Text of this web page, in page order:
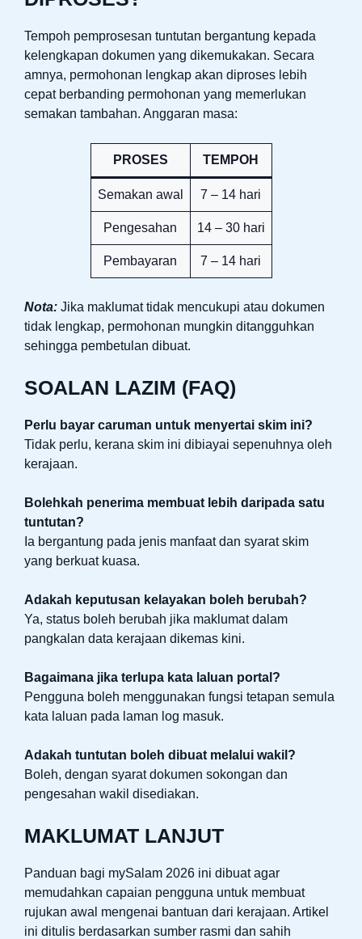
Tempoh pemprosesan tuntutan bergantung kepada
kelengkapan dokumen yang dikemukakan. Secara
amnya, permohonan lengkap akan diproses lebih
cepat berbanding permohonan yang memerlukan
semakan tambahan. Anggaran masa:
PROSES TEMPOH
Semakan awal 7 – 14 hari
Pengesahan 14 – 30 hari
Pembayaran 7 – 14 hari
Nota: Jika maklumat tidak mencukupi atau dokumen
tidak lengkap, permohonan mungkin ditangguhkan
sehingga pembetulan dibuat.
SOALAN LAZIM (FAQ)
Perlu bayar caruman untuk menyertai skim ini?
Tidak perlu, kerana skim ini dibiayai sepenuhnya oleh
kerajaan.
Bolehkah penerima membuat lebih daripada satu
tuntutan?
Ia bergantung pada jenis manfaat dan syarat skim
yang berkuat kuasa.
Adakah keputusan kelayakan boleh berubah?
Ya, status boleh berubah jika maklumat dalam
pangkalan data kerajaan dikemas kini.
Bagaimana jika terlupa kata laluan portal?
Pengguna boleh menggunakan fungsi tetapan semula
kata laluan pada laman log masuk.
Adakah tuntutan boleh dibuat melalui wakil?
Boleh, dengan syarat dokumen sokongan dan
pengesahan wakil disediakan.
MAKLUMAT LANJUT
Panduan bagi mySalam 2026 ini dibuat agar
memudahkan capaian pengguna untuk membuat
rujukan awal mengenai bantuan dari kerajaan. Artikel
ini ditulis berdasarkan sumber rasmi dan sahih